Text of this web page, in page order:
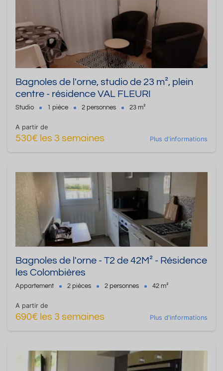
Bagnoles de l'orne, studio de 23 m², plein
centre - résidence VAL FLEURI
Studio 1 pièce 2 personnes 23 m²
A partir de
530€ les 3 semaines Plus d'informations
Bagnoles de l'orne - T2 de 42M² - Résidence
les Colombières
Appartement 2 pièces 2 personnes 42 m²
A partir de
690€ les 3 semaines Plus d'informations